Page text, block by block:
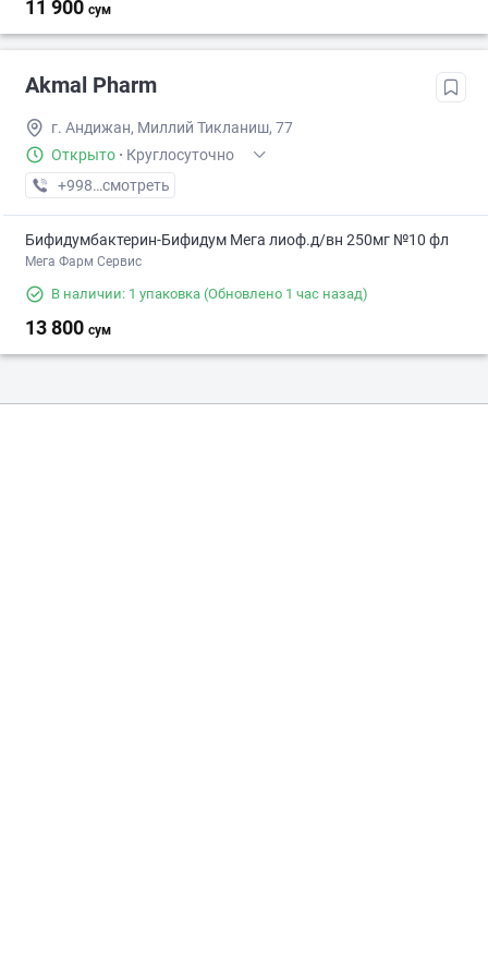
11 900 сум
Akmal Pharm
г. Андижан, Миллий Тикланиш, 77
Открыто · Круглосуточно
+998 (91) XXX-XX-XX
смотреть
Бифидумбактерин-Бифидум Мега лиоф.д/вн 250мг №10 фл
Мега Фарм Сервис
В наличии: 1 упаковка (Обновлено 1 час назад)
13 800 сум